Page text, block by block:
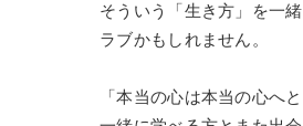
そういう「生き方」を一
ラブかもしれません。
「本当の心は本当の心へと